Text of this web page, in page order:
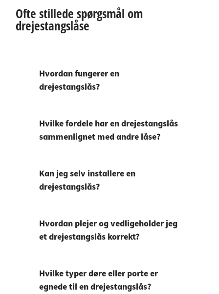
Ofte stillede spørgsmål om
drejestangslåse
Hvordan fungerer en
drejestangslås?
Hvilke fordele har en drejestangslås
sammenlignet med andre låse?
Kan jeg selv installere en
drejestangslås?
Hvordan plejer og vedligeholder jeg
et drejestangslås korrekt?
Hvilke typer døre eller porte er
egnede til en drejestangslås?